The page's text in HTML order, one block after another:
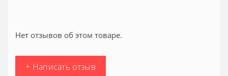
Нет отзывов об этом товаре.
+ Написать отзыв